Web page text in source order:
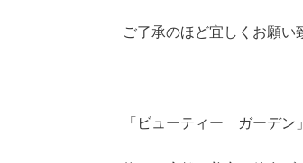
ご了承のほど宜しくお願い
「ビューティー ガーデン」